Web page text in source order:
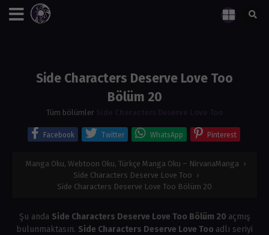
Side Characters Deserve Love Too
Bölüm 20
Tüm bölümler Side Characters Deserve Love Too
Facebook Twitter WhatsApp Pinterest
Manga Oku, Webtoon Oku, Türkçe Manga Oku – NirvanaManga ›
Side Characters Deserve Love Too ›
Side Characters Deserve Love Too Bölüm 20
Şu anda Side Characters Deserve Love Too Bölüm 20 açmış
bulunmaktasın. Side Characters Deserve Love Too adlı seriyi